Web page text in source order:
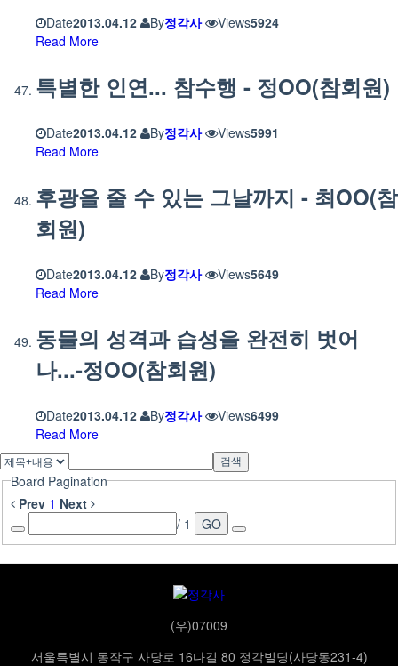
Date2013.04.12 By정각사 Views5924
Read More
특별한 인연... 참수행 - 정OO(참회원)
Date2013.04.12 By정각사 Views5991
Read More
후광을 줄 수 있는 그날까지 - 최OO(참
회원)
Date2013.04.12 By정각사 Views5649
Read More
동물의 성격과 습성을 완전히 벗어
나...-정OO(참회원)
Date2013.04.12 By정각사 Views6499
Read More
검색
Board Pagination
Prev 1 Next
/ 1
GO
(우)07009
서울특별시 동작구 사당로 16다길 80 정각빌딩(사당동231-4)